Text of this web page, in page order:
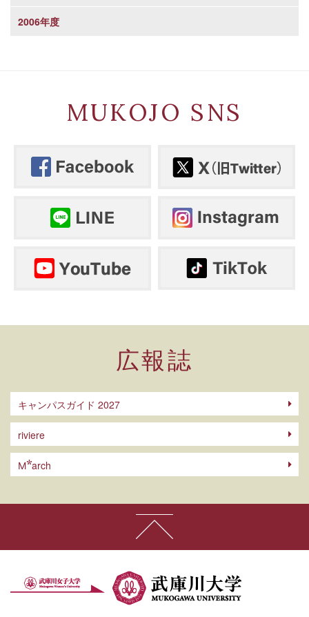
2006年度
MUKOJO SNS
広報誌
キャンパスガイド 2027
riviere
M arch